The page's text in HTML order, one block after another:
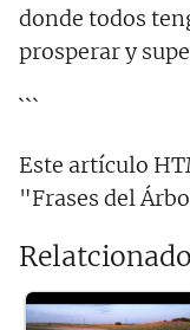
donde todos
prosperar y
```
Este artículo
"Frases del